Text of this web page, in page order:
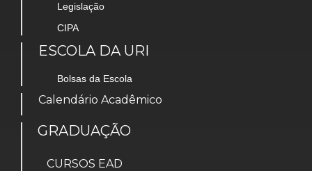
Legislação
CIPA
ESCOLA DA URI
Bolsas da Escola
Calendário Acadêmico
GRADUAÇÃO
CURSOS EAD